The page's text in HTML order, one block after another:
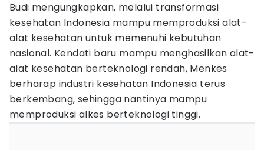
Budi mengungkapkan, melalui transformasi
kesehatan Indonesia mampu memproduksi alat-
alat kesehatan untuk memenuhi kebutuhan
nasional. Kendati baru mampu menghasilkan alat-
alat kesehatan berteknologi rendah, Menkes
berharap industri kesehatan Indonesia terus
berkembang, sehingga nantinya mampu
memproduksi alkes berteknologi tinggi.